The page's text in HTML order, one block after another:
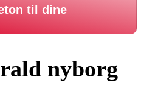
til dine
nyborg